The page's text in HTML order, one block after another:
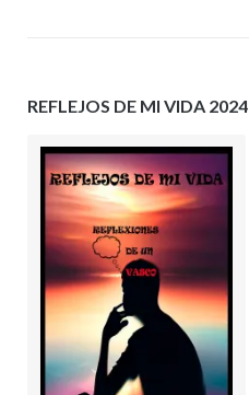
REFLEJOS DE MI VIDA 2024